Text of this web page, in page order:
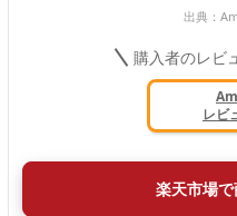
出典：
購入者のレビ
レビ
楽天市場